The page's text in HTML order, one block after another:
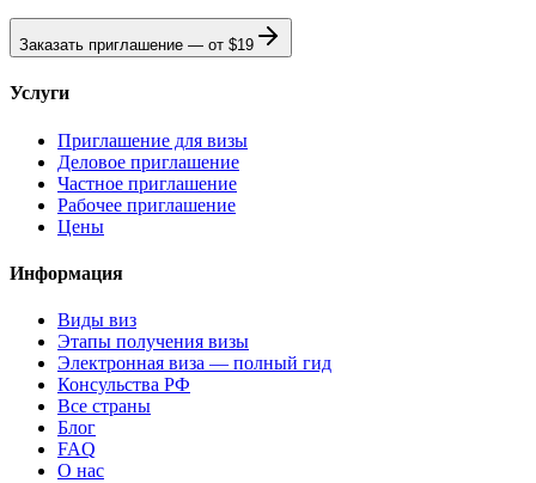
Заказать приглашение — от $19
Услуги
Приглашение для визы
Деловое приглашение
Частное приглашение
Рабочее приглашение
Цены
Информация
Виды виз
Этапы получения визы
Электронная виза — полный гид
Консульства РФ
Все страны
Блог
FAQ
О нас